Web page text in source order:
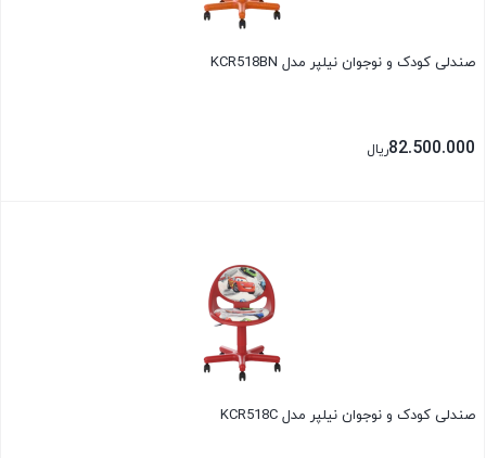
صندلی کودک و نوجوان نیلپر مدل KCR518BN
82.500.000ریال
صندلی کودک و نوجوان نیلپر مدل KCR518C